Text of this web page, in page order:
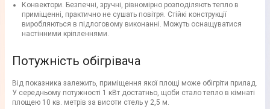
Конвектори. Безпечні, зручні, рівномірно розподіляють тепло в
приміщенні, практично не сушать повітря. Стійкі конструкції
виробляються в підлоговому виконанні. Можуть оснащуватися
настінними кріпленнями.
Потужність обігрівача
Від показника залежить, приміщення якої площі може обігріти прилад.
У середньому потужності 1 кВт достатньо, щоби стало тепло в кімнаті
площею 10 кв. метрів за висоти стель у 2,5 м.